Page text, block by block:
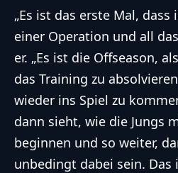
„Es ist das erste Mal, dass
einer Operation und all
er. „Es ist die Offseason,
das Training zu
wieder ins Spiel zu
dann sieht, wie die Jungs
beginnen und so weiter,
unbedingt dabei sein. Das